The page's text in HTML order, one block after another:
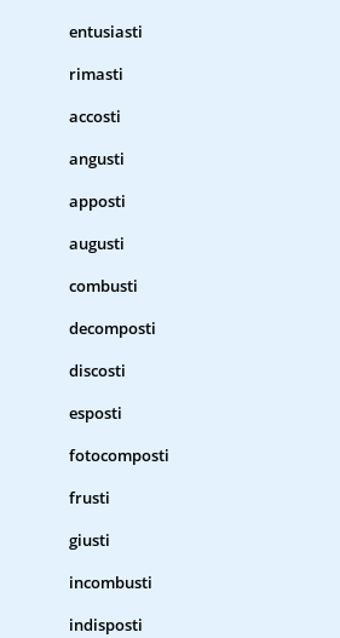
entusiasti
rimasti
accosti
angusti
apposti
augusti
combusti
decomposti
discosti
esposti
fotocomposti
frusti
giusti
incombusti
indisposti